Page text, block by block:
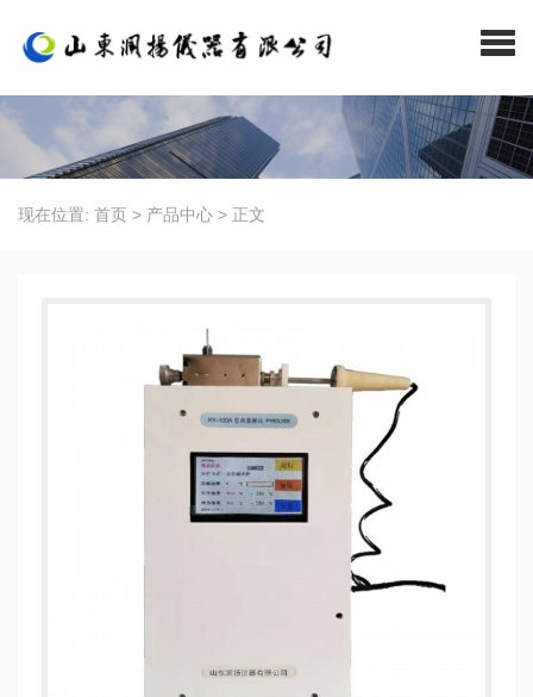
现在位置: 首页 > 产品中心 > 正文